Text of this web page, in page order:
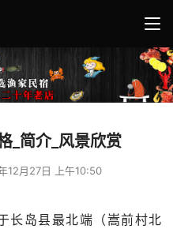
_简介_风景欣赏
12月27日 上午10:50
长岛县最北端（嵩前村北